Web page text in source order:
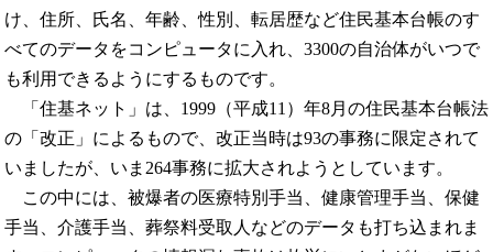
け、住所、氏名、年齢、性別、転居歴など住民基本台帳のす
べてのデータをコンピュータに入れ、3300の自治体がいつで
も利用できるようにするものです。
「住基ネット」は、1999（平成11）年8月の住民基本台帳法
の「改正」によるもので、改正当時は93の事務に限定されて
いましたが、いま264事務に拡大されようとしています。
この中には、被爆者の医療特別手当、健康管理手当、保健
手当、介護手当、葬祭料受取人などのデータも打ち込まれま